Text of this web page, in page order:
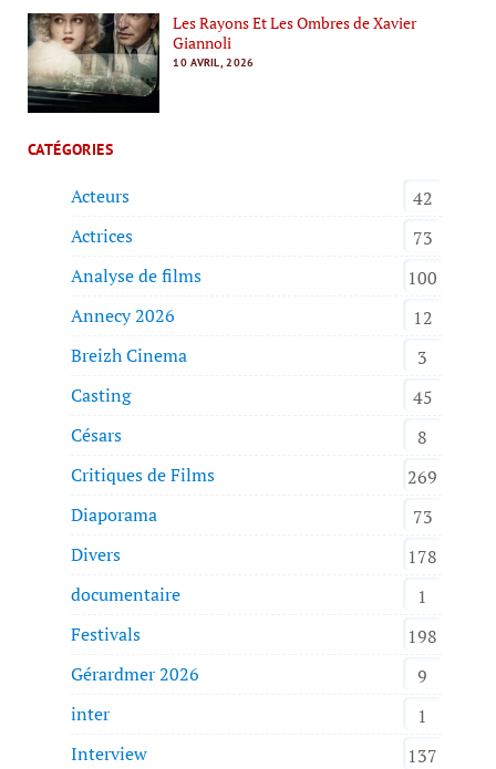
Les Rayons Et Les Ombres de Xavier
Giannoli
10 AVRIL, 2026
CATÉGORIES
Acteurs
42
Actrices
73
Analyse de films
100
Annecy 2026
12
Breizh Cinema
3
Casting
45
Césars
8
Critiques de Films
269
Diaporama
73
Divers
178
documentaire
1
Festivals
198
Gérardmer 2026
9
inter
1
Interview
137